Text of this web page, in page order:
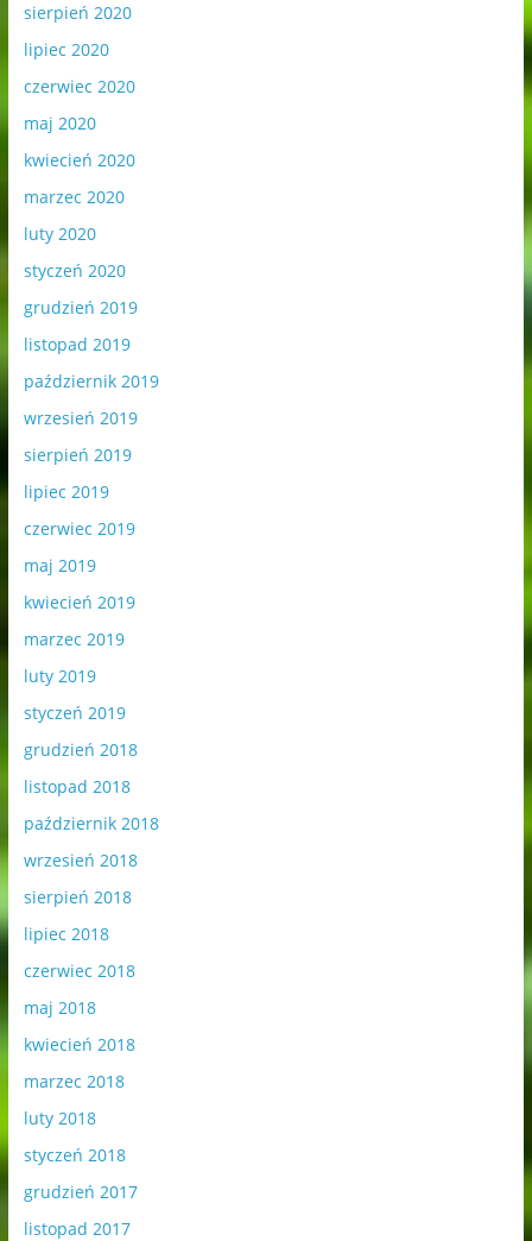
sierpień 2020
lipiec 2020
czerwiec 2020
maj 2020
kwiecień 2020
marzec 2020
luty 2020
styczeń 2020
grudzień 2019
listopad 2019
październik 2019
wrzesień 2019
sierpień 2019
lipiec 2019
czerwiec 2019
maj 2019
kwiecień 2019
marzec 2019
luty 2019
styczeń 2019
grudzień 2018
listopad 2018
październik 2018
wrzesień 2018
sierpień 2018
lipiec 2018
czerwiec 2018
maj 2018
kwiecień 2018
marzec 2018
luty 2018
styczeń 2018
grudzień 2017
listopad 2017